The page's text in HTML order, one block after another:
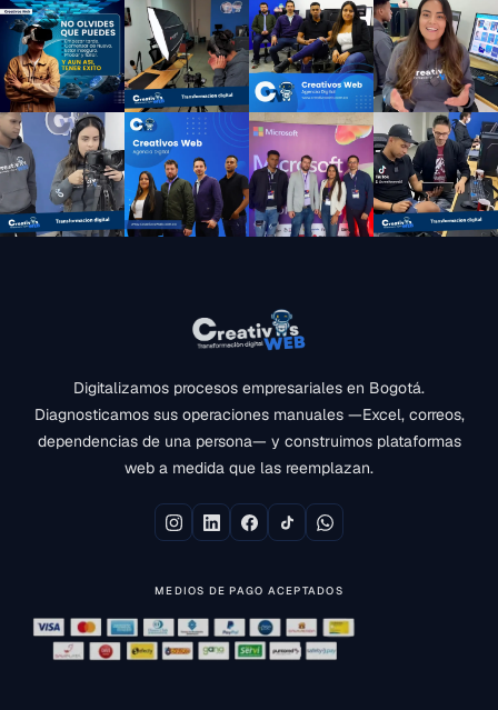
Digitalizamos procesos empresariales en Bogotá.
Diagnosticamos sus operaciones manuales —Excel, correos,
dependencias de una persona— y construimos plataformas
web a medida que las reemplazan.
MEDIOS DE PAGO ACEPTADOS